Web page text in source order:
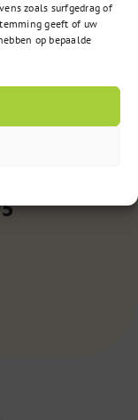
zoals surfgedrag of
geeft of uw
op bepaalde